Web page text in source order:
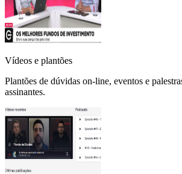
Vídeos e plantões
Plantões de dúvidas on-line, eventos e
assinantes.